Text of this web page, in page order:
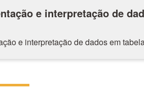
e interpretação de
e interpretação de dados em